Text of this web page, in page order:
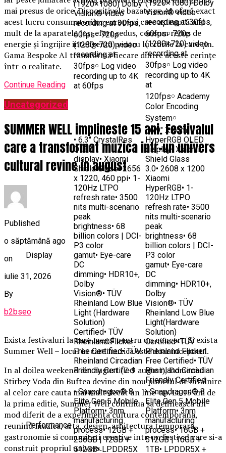
(1920×1080) Dolby
Vision® video
recording at 30fps,
60fps￮ 720p
(1280×720) video
recording at
30fps￮ Log video
recording up to 4K
at 60fps
(1920×1080) Dolby
Vision® video
recording at 30fps,
60fps￮ 720p
(1280×720) video
recording at
30fps￮ Log video
recording up to 4K
at
120fps￮ Academy
Color Encoding
System￮
Display
• 6.3″ CrystalRes
OLED
display• Xiaomi
Shield Glass• 2656
x 1220, 460 ppi• 1-
120Hz LTPO
refresh rate• 3500
nits multi-scenario
peak
brightness• 68
billion colors | DCI-
P3 color
gamut• Eye-care
DC
dimming• HDR10+,
Dolby
Vision®• TÜV
Rheinland Low Blue
Light (Hardware
Solution)
Certified• TÜV
Rheinland Flicker
Free Certified• TÜV
Rheinland Circadian
Friendly Certified
• 6.9″ Xiaomi
HyperRGB OLED
display• Xiaomi
Shield Glass
3.0• 2608 x 1200
Xiaomi
HyperRGB• 1-
120Hz LTPO
refresh rate• 3500
nits multi-scenario
peak
brightness• 68
billion colors | DCI-
P3 color
gamut• Eye-care
DC
dimming• HDR10+,
Dolby
Vision®• TÜV
Rheinland Low Blue
Light(Hardware
Solution)
Certified• TÜV
Rheinland Flicker
Free Certified• TÜV
Rheinland Circadian
Friendly Certified
Performance
• Snapdragon® 8
Elite Gen 5 Mobile
Platform• 3nm
manufacturing
process• 12GB +
256GB | 12GB +
512GB• LPDDR5X
• Snapdragon® 8
Elite Gen 5 Mobile
Platform• 3nm
manufacturing
process• 16GB +
512GB | 16GB +
1TB• LPDDR5X +
mai presus de orice. Dispozitivele bazate pe AI oferă exact
acest lucru consumatorilor europeni care așteaptă mai
mult de la aparatele lor: efort redus, consum redus de
energie și îngrijire inteligentă pentru lucrurile la care țin.
Gama Bespoke AI transformă fiecare dintre aceste cerințe
într-o realitate.
Continue Reading
Uncategorized
SUMMER WELL implineste 15 ani. Festivalul
care a transformat muzica intr-un univers
cultural revine in august
Published
o săptămână ago
on
iulie 31, 2026
By
b2bseo
Exista festivaluri la care mergi pentru un concert. Si exista
Summer Well – locul in care muzica este doar inceputul.
In al doilea weekend din august (7-9 august), Domeniul
Stirbey Voda din Buftea devine din nou punctul de intalnire
al celor care cauta mai mult decat un line-up. La 15 ani de
la prima editie, Summer Well continua sa defineasca un
mod diferit de a experimenta cultura contemporana,
reunind muzica, arta, design, arhitectura temporara,
gastronomie si comunitati creative intr-un festival care si-a
construit propriul univers.